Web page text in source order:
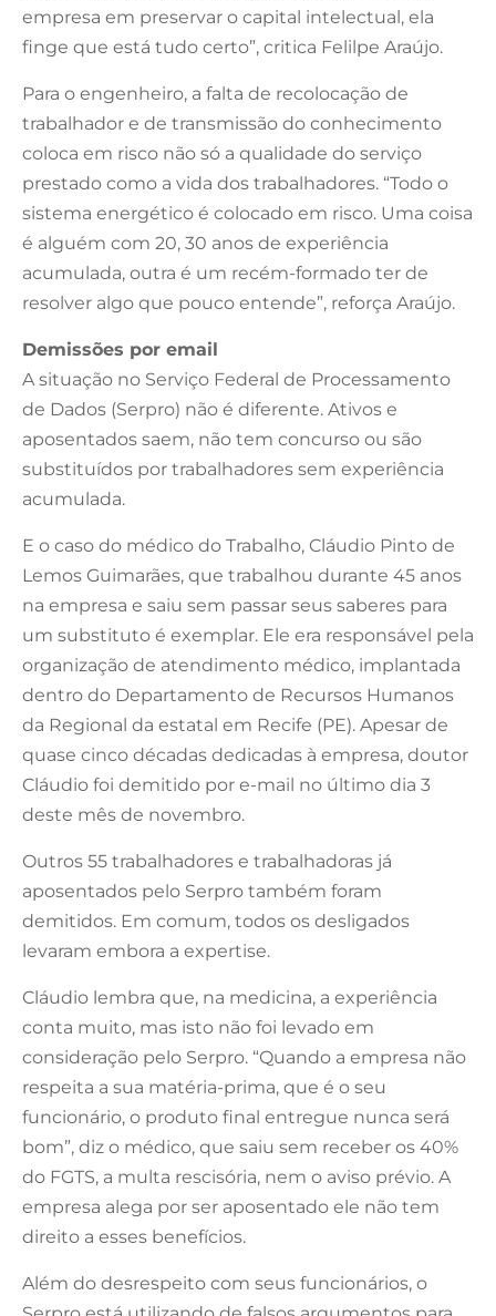
empresa em preservar o capital intelectual, ela
finge que está tudo certo”, critica Felilpe Araújo.
Para o engenheiro, a falta de recolocação de
trabalhador e de transmissão do conhecimento
coloca em risco não só a qualidade do serviço
prestado como a vida dos trabalhadores. “Todo o
sistema energético é colocado em risco. Uma coisa
é alguém com 20, 30 anos de experiência
acumulada, outra é um recém-formado ter de
resolver algo que pouco entende”, reforça Araújo.
Demissões por email
A situação no Serviço Federal de Processamento
de Dados (Serpro) não é diferente. Ativos e
aposentados saem, não tem concurso ou são
substituídos por trabalhadores sem experiência
acumulada.
E o caso do médico do Trabalho, Cláudio Pinto de
Lemos Guimarães, que trabalhou durante 45 anos
na empresa e saiu sem passar seus saberes para
um substituto é exemplar. Ele era responsável pela
organização de atendimento médico, implantada
dentro do Departamento de Recursos Humanos
da Regional da estatal em Recife (PE). Apesar de
quase cinco décadas dedicadas à empresa, doutor
Cláudio foi demitido por e-mail no último dia 3
deste mês de novembro.
Outros 55 trabalhadores e trabalhadoras já
aposentados pelo Serpro também foram
demitidos. Em comum, todos os desligados
levaram embora a expertise.
Cláudio lembra que, na medicina, a experiência
conta muito, mas isto não foi levado em
consideração pelo Serpro. “Quando a empresa não
respeita a sua matéria-prima, que é o seu
funcionário, o produto final entregue nunca será
bom”, diz o médico, que saiu sem receber os 40%
do FGTS, a multa rescisória, nem o aviso prévio. A
empresa alega por ser aposentado ele não tem
direito a esses benefícios.
Além do desrespeito com seus funcionários, o